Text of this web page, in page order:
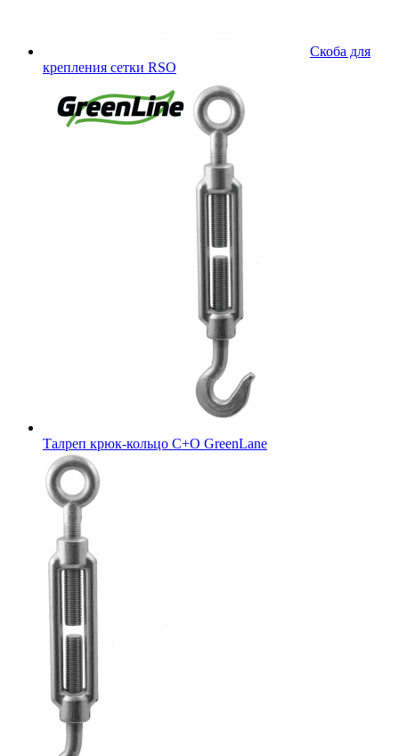
Скоба для
крепления сетки RSO
Талреп крюк-кольцо С+O GreenLane